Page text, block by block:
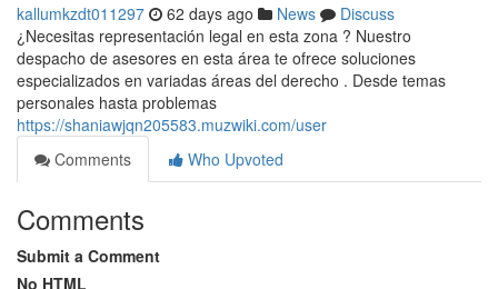
kallumkzdt011297 62 days ago News
Discuss
¿Necesitas representación legal en esta zona ? Nuestro
despacho de asesores en esta área te ofrece soluciones
especializados en variadas áreas del derecho . Desde temas
personales hasta problemas
https://shaniawjqn205583.muzwiki.com/user
Comments
Who Upvoted
Comments
Submit a Comment
No HTML